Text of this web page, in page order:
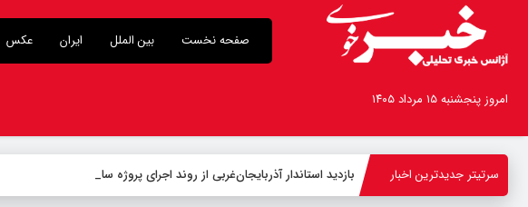
صفحه نخست بین الملل ایران عکس
امروز پنجشنبه ۱۵ مرداد ۱۴۰۵
سرتیتر جدیدترین اخبار بازدید استاندار آذربایجان‌غربی از روند اجرای پروژه ساماندهی محور سه‌راهی